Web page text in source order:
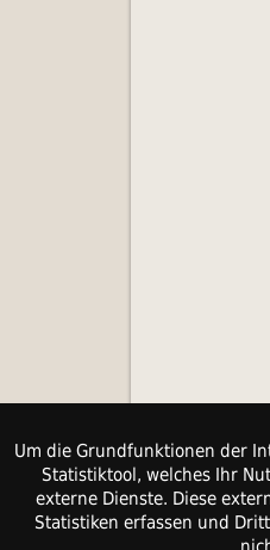
Um die Grundfunktionen der
Statistiktool, welches Ihr
externe Dienste. Diese
Statistiken erfassen und